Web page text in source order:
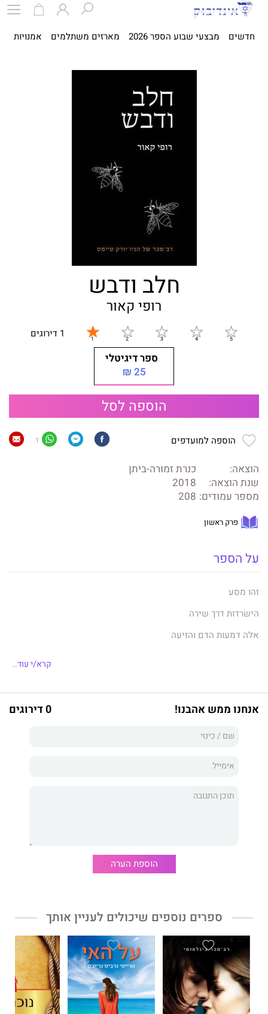
חדשים מבצעי שבוע הספר 2026 מארזים משתלמים אמנויות
חלב ודבש
רופי קאור
1 דירוגים
ספר דיגיטלי
25 ₪
הוספה לסל
הוספה למועדפים 1
הוצאה:
כנרת זמורה-ביתן
שנת הוצאה:
2018
מספר עמודים: 208
פרק ראשון
על הספר
זהו מסע
הישׂרדות דרך שירה
אלה דמעות הדם והזיעה
האהבה
קרא/י עוד..
אנחנו ממש אהבנו! 0 דירוגים
הוספת הערה
ספרים נוספים שיכולים לעניין אותך